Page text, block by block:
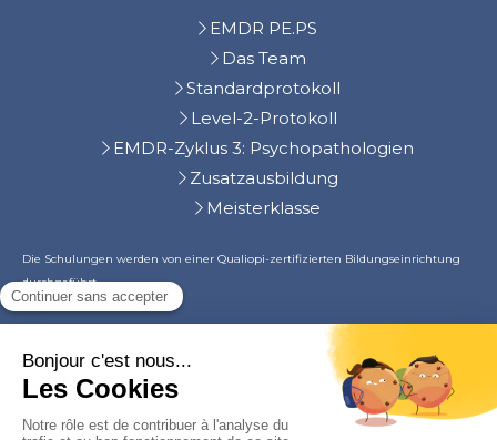
EMDR PE.PS
Das Team
Standardprotokoll
Level-2-Protokoll
EMDR-Zyklus 3: Psychopathologien
Zusatzausbildung
Meisterklasse
Die Schulungen werden von einer Qualiopi-zertifizierten Bildungseinrichtung
durchgeführt.
©2024 Julien CHAUVIN, Kurzzeittherapie
Sitemap